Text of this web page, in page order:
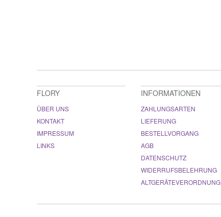
FLORY
ÜBER UNS
KONTAKT
IMPRESSUM
LINKS
INFORMATIONEN
ZAHLUNGSARTEN
LIEFERUNG
BESTELLVORGANG
AGB
DATENSCHUTZ
WIDERRUFSBELEHRUNG
ALTGERÄTEVERORDNUNG